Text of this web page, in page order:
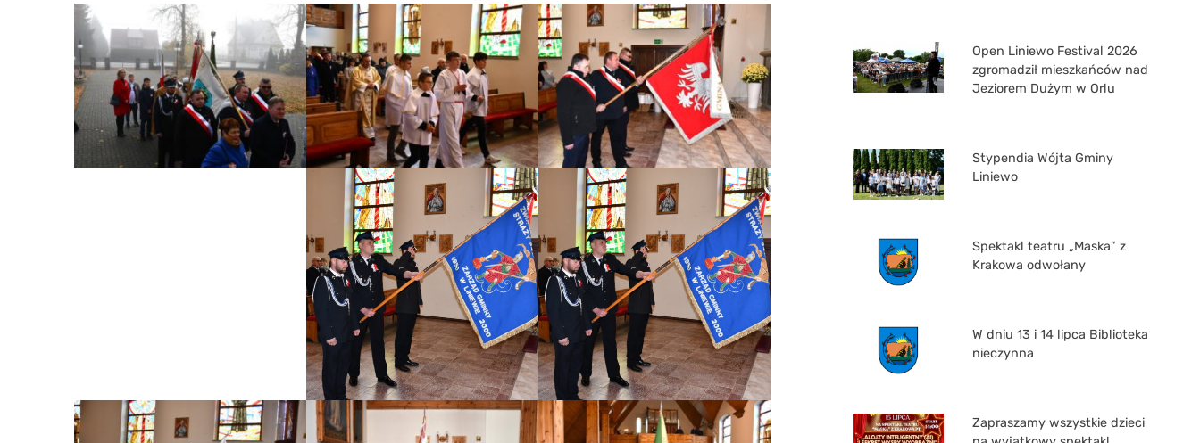
Open Liniewo Festival 2026
zgromadził mieszkańców nad
Jeziorem Dużym w Orlu
Stypendia Wójta Gminy
Liniewo
Spektakl teatru „Maska” z
Krakowa odwołany
W dniu 13 i 14 lipca Biblioteka
nieczynna
Zapraszamy wszystkie dzieci